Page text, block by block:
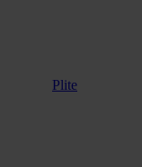
Plite